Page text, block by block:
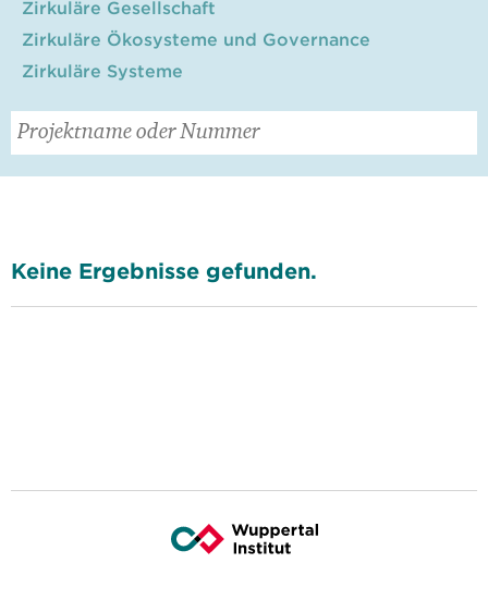
Zirkuläre Gesellschaft
Zirkuläre Ökosysteme und Governance
Zirkuläre Systeme
Keine Ergebnisse gefunden.